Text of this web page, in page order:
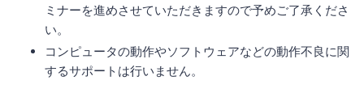
ミナーを進めさせていただきますので予めご了承くださ
い。
コンピュータの動作やソフトウェアなどの動作不良に関
するサポートは行いません。